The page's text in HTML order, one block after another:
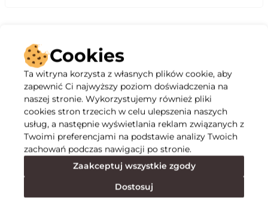
Opis
Specyfikacja
Polecane
Cookies
Ta witryna korzysta z własnych plików cookie, aby
zapewnić Ci najwyższy poziom doświadczenia na
naszej stronie. Wykorzystujemy również pliki
cookies stron trzecich w celu ulepszenia naszych
usług, a następnie wyświetlania reklam związanych z
Twoimi preferencjami na podstawie analizy Twoich
zachowań podczas nawigacji po stronie.
Zaakceptuj wszystkie zgody
Dostosuj